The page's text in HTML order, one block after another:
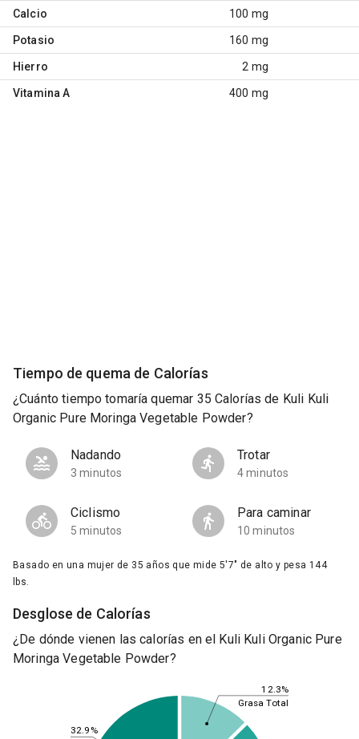
Calcio 100 mg
Potasio 160 mg
Hierro 2 mg
Vitamina A 400 mg
Tiempo de quema de Calorías
¿Cuánto tiempo tomaría quemar 35 Calorías de Kuli Kuli
Organic Pure Moringa Vegetable Powder?
Nadando
3 minutos
Trotar
4 minutos
Ciclismo
5 minutos
Para caminar
10 minutos
Basado en una mujer de 35 años que mide 5'7" de alto y pesa 144
lbs.
Desglose de Calorías
¿De dónde vienen las calorías en el Kuli Kuli Organic Pure
Moringa Vegetable Powder?
12.3%
32.9%
Grasa Total